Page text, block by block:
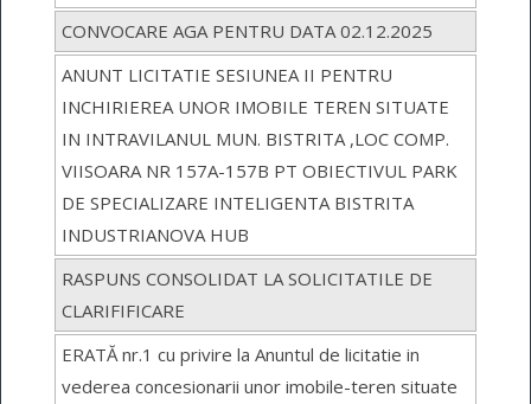
CONVOCARE AGA PENTRU DATA 02.12.2025
ANUNT LICITATIE SESIUNEA II PENTRU
INCHIRIEREA UNOR IMOBILE TEREN SITUATE
IN INTRAVILANUL MUN. BISTRITA ,LOC COMP.
VIISOARA NR 157A-157B PT OBIECTIVUL PARK
DE SPECIALIZARE INTELIGENTA BISTRITA
INDUSTRIANOVA HUB
RASPUNS CONSOLIDAT LA SOLICITATILE DE
CLARIFIFICARE
ERATĂ nr.1 cu privire la Anuntul de licitatie in
vederea concesionarii unor imobile-teren situate